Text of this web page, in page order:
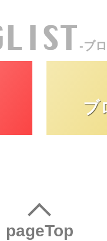
-ブ
ブ
pageTop